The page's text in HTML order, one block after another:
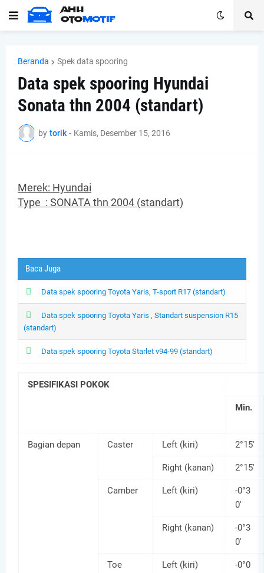
Beranda Spek data spooring
Data spek spooring Hyundai
Sonata thn 2004 (standart)
by torik - Kamis, Desember 15, 2016
Merek: Hyundai
Type : SONATA thn 2004 (standart)
Baca Juga
Data spek spooring Toyota Yaris, T-sport R17 (standart)
Data spek spooring Toyota Yaris , Standart suspension R15
(standart)
Data spek spooring Toyota Starlet v94-99 (standart)
SPESIFIKASI POKOK
Min.
Bagian depan Caster Left (kiri) 2°15'
Right (kanan) 2°15'
Camber Left (kiri)
-0°3
0'
Right (kanan)
-0°3
0'
Toe Left (kiri)
-0°0